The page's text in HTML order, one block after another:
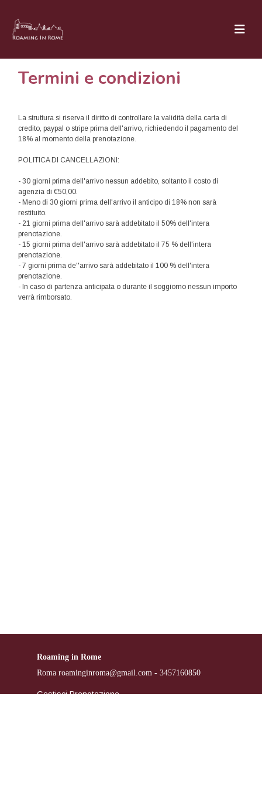
Termini e condizioni
La struttura si riserva il diritto di controllare la validità della carta di
credito, paypal o stripe prima dell'arrivo, richiedendo il pagamento del
18% al momento della prenotazione.
POLITICA DI CANCELLAZIONI:
- 30 giorni prima dell'arrivo nessun addebito, soltanto il costo di
agenzia di €50,00.
- Meno di 30 giorni prima dell'arrivo il anticipo di 18% non sarà
restituito.
- 21 giorni prima dell'arrivo sarà addebitato il 50% dell'intera
prenotazione.
- 15 giorni prima dell'arrivo sarà addebitato il 75 % dell'intera
prenotazione.
- 7 giorni prima de''arrivo sarà addebitato il 100 % dell'intera
prenotazione.
- In caso di partenza anticipata o durante il soggiorno nessun importo
verrà rimborsato.
Roaming in Rome
Roma roaminginroma@gmail.com - 3457160850
Gestisci Prenotazione